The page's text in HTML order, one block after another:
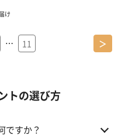
… 11 ＞
トの選び方
ですか？